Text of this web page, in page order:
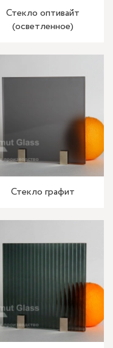
Стекло оптивайт
(осветленное)
Стекло графит